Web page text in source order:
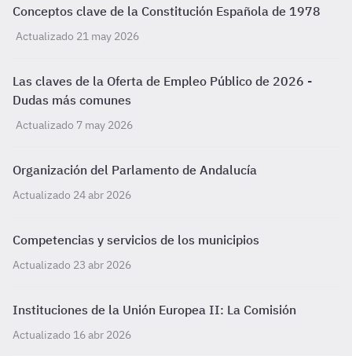
Conceptos clave de la Constitución Española de 1978
Actualizado 21 may 2026
Las claves de la Oferta de Empleo Público de 2026 -
Dudas más comunes
Actualizado 7 may 2026
Organización del Parlamento de Andalucía
Actualizado 24 abr 2026
Competencias y servicios de los municipios
Actualizado 23 abr 2026
Instituciones de la Unión Europea II: La Comisión
Actualizado 16 abr 2026